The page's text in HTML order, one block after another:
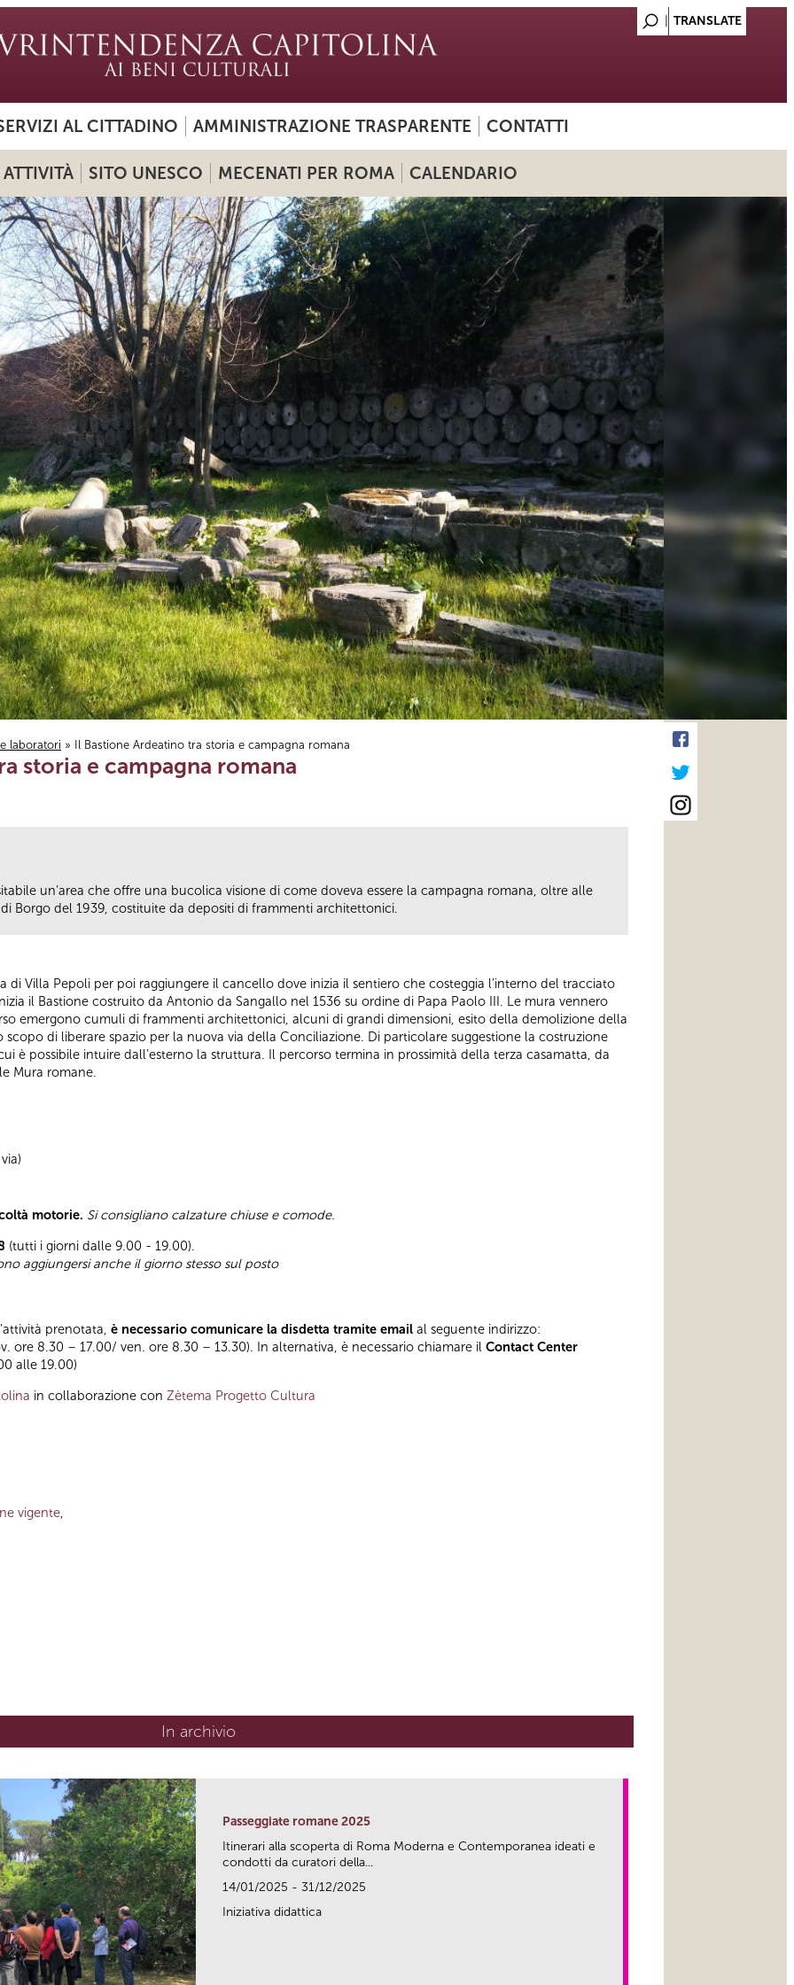
AL CITTADINO AMMINISTRAZIONE TRASPARENTE CONTATTI
ATTIVITÀ SITO UNESCO MECENATI PER ROMA CALENDARIO
laboratori » Il Bastione Ardeatino tra storia e campagna romana
storia e campagna romana
un’area che offre una bucolica visione di come doveva essere la campagna romana, oltre alle
Borgo del 1939, costituite da depositi di frammenti architettonici.
di Villa Pepoli per poi raggiungere il cancello dove inizia il sentiero che costeggia l’interno del tracciato
il Bastione costruito da Antonio da Sangallo nel 1536 su ordine di Papa Paolo III. Le mura vennero
emergono cumuli di frammenti architettonici, alcuni di grandi dimensioni, esito della demolizione della
di liberare spazio per la nuova via della Conciliazione. Di particolare suggestione la costruzione
è possibile intuire dall’esterno la struttura. Il percorso termina in prossimità della terza casamatta, da
Mura romane.
motorie. Si consigliano calzature chiuse e comode.
(tutti i giorni dalle 9.00 - 19.00).
aggiungersi anche il giorno stesso sul posto
prenotata, è necessario comunicare la disdetta tramite email al seguente indirizzo:
ore 8.30 – 17.00/ ven. ore 8.30 – 13.30). In alternativa, è necessario chiamare il Contact Center
alle 19.00)
in collaborazione con Zètema Progetto Cultura
vigente,
In archivio
Passeggiate romane 2025
Itinerari alla scoperta di Roma Moderna e Contemporanea ideati e
condotti da curatori della...
14/01/2025 - 31/12/2025
Iniziativa didattica